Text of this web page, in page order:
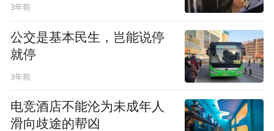
3年前
公交是基本民生，岂能说停
就停
3年前
电竞酒店不能沦为未成年人
滑向歧途的帮凶